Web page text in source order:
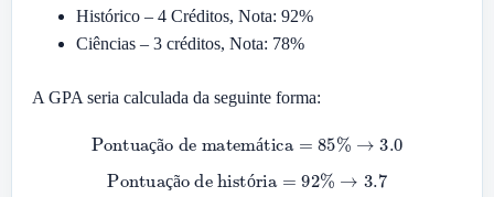
Histórico – 4 Créditos, Nota: 92%
Ciências – 3 créditos, Nota: 78%
A GPA seria calculada da seguinte forma:
ç ã á
Pontuação de matemática 85%→ 3.0
çã ó
Pontuação de história 92% 3.7